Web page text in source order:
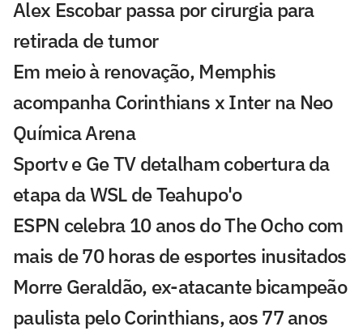
Alex Escobar passa por cirurgia para
retirada de tumor
Em meio à renovação, Memphis
acompanha Corinthians x Inter na Neo
Química Arena
Sportv e Ge TV detalham cobertura da
etapa da WSL de Teahupo'o
ESPN celebra 10 anos do The Ocho com
mais de 70 horas de esportes inusitados
Morre Geraldão, ex-atacante bicampeão
paulista pelo Corinthians, aos 77 anos